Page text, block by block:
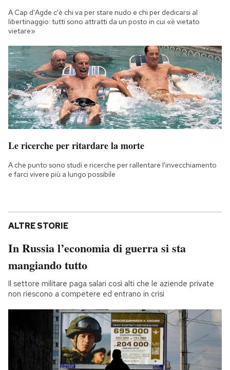
A Cap d'Agde c'è chi va per stare nudo e chi per dedicarsi al
libertinaggio: tutti sono attratti da un posto in cui «è vietato
vietare»
Le ricerche per ritardare la morte
A che punto sono studi e ricerche per rallentare l'invecchiamento
e farci vivere più a lungo possibile
ALTRE STORIE
In Russia l’economia di guerra si sta
mangiando tutto
Il settore militare paga salari così alti che le aziende private
non riescono a competere ed entrano in crisi